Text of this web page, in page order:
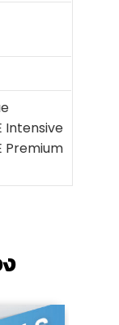
Intensive
Premium